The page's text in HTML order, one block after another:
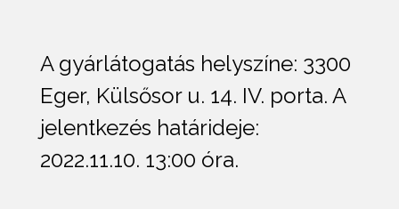
A gyárlátogatás helyszíne: 3300
Eger, Külsősor u. 14. IV. porta. A
jelentkezés határideje:
2022.11.10. 13:00 óra.